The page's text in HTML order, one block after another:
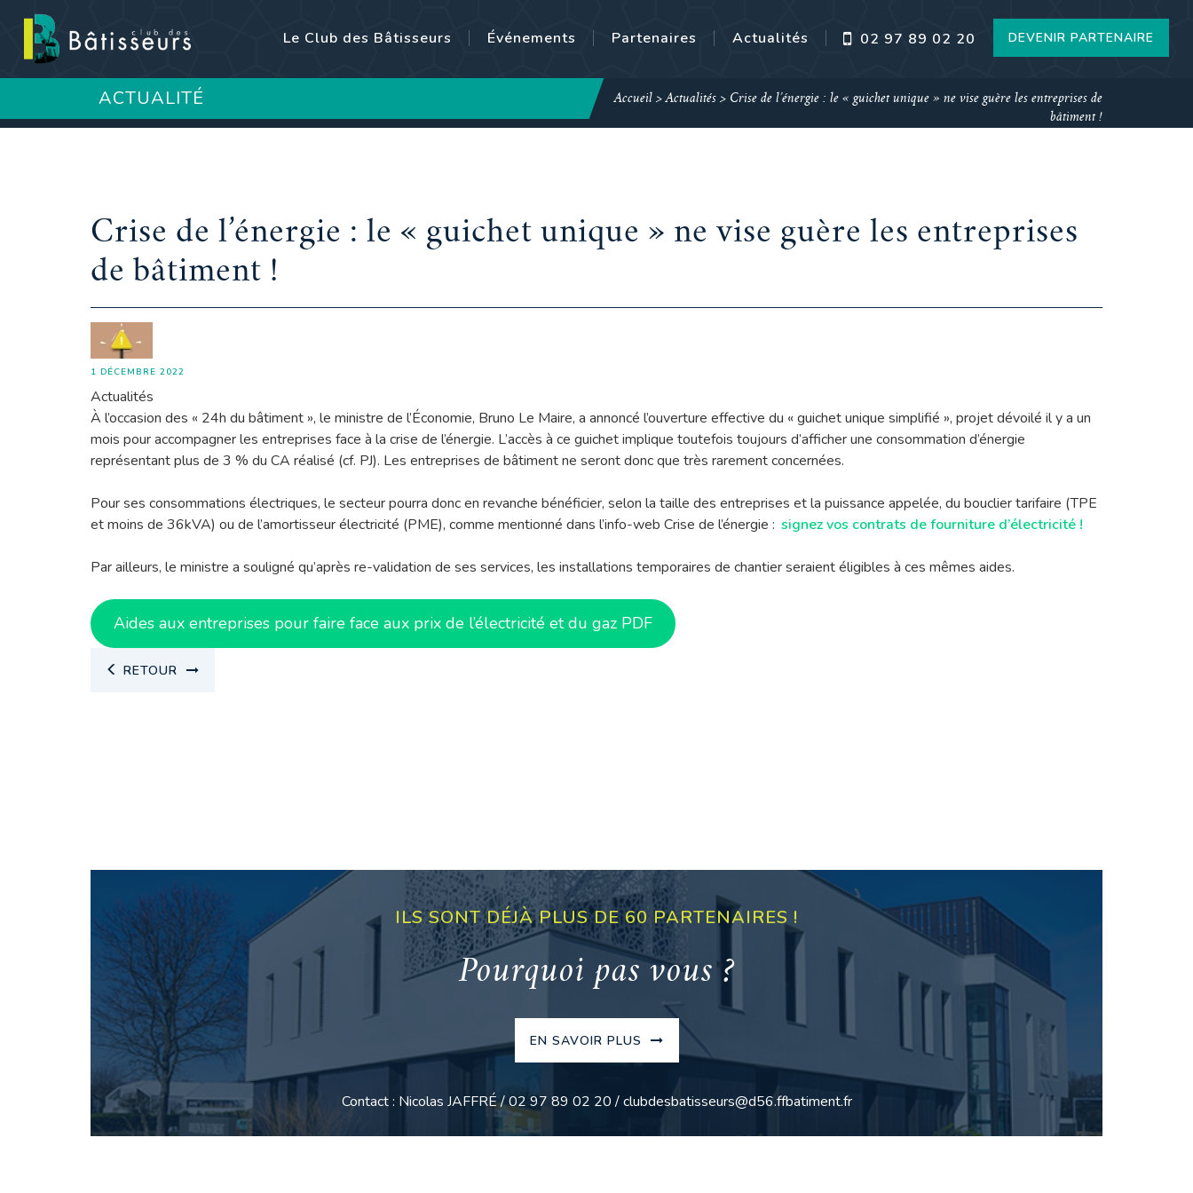
Le Club des Bâtisseurs Événements Partenaires Actualités 02 97 89 02 20 DEVENIR PARTENAIRE
ACTUALITÉ Accueil >Actualités > Crise de l’énergie : le « guichet unique » ne vise guère les entreprises de
bâtiment !
Crise de l’énergie : le « guichet unique » ne vise guère les entreprises
de bâtiment !
1 DÉCEMBRE 2022
Actualités
À l’occasion des « 24h du bâtiment », le ministre de l’Économie, Bruno Le Maire, a annoncé l’ouverture effective du « guichet unique simplifié », projet dévoilé il y a un
mois pour accompagner les entreprises face à la crise de l’énergie. L’accès à ce guichet implique toutefois toujours d’afficher une consommation d’énergie
représentant plus de 3 % du CA réalisé (cf. PJ). Les entreprises de bâtiment ne seront donc que très rarement concernées.
Pour ses consommations électriques, le secteur pourra donc en revanche bénéficier, selon la taille des entreprises et la puissance appelée, du bouclier tarifaire (TPE
et moins de 36kVA) ou de l’amortisseur électricité (PME), comme mentionné dans l’info-web Crise de l’énergie : signez vos contrats de fourniture d’électricité !
Par ailleurs, le ministre a souligné qu’après re-validation de ses services, les installations temporaires de chantier seraient éligibles à ces mêmes aides.
Aides aux entreprises pour faire face aux prix de l’électricité et du gaz PDF
RETOUR
ILS SONT DÉJÀ PLUS DE 60 PARTENAIRES !
Pourquoi pas vous ?
EN SAVOIR PLUS
Contact : Nicolas JAFFRÉ / 02 97 89 02 20 / clubdesbatisseurs@d56.ffbatiment.fr